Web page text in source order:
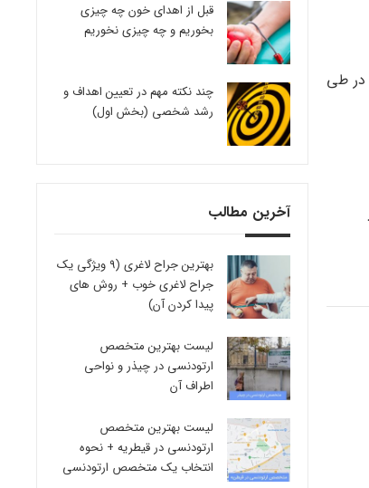
طی
قبل از اهدای خون چه چیزی
بخوریم و چه چیزی نخوریم
چند نکته مهم در تعیین اهداف و
رشد شخصی (بخش اول)
آخرین مطالب
بهترین جراح لاغری (9 ویژگی یک
جراح لاغری خوب + روش های
پیدا کردن آن)
لیست بهترین متخصص
ارتودنسی در چیذر و نواحی
اطراف آن
لیست بهترین متخصص
ارتودنسی در قیطریه + نحوه
انتخاب یک متخصص ارتودنسی